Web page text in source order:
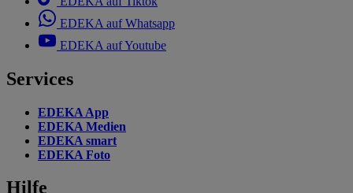
EDEKA auf Whatsapp
EDEKA auf Youtube
Services
EDEKA App
EDEKA Medien
EDEKA smart
EDEKA Foto
Hilfe